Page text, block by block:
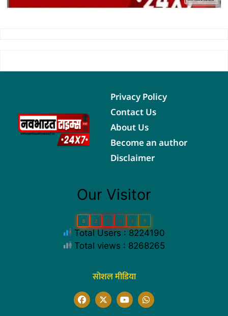
Privacy Policy
Contact Us
About Us
Become an author
Disclaimer
Our Visitor
8 2 2 4 1 9
Total Users : 8224190
Total views : 8268265
सोशल मीडिया